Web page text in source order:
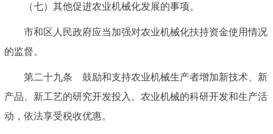
（七）其他促进农业机械化发展的事项。
市和区人民政府应当加强对农业机械化扶持资金使用情况
的监督。
第二十九条 鼓励和支持农业机械生产者增加新技术、新
产品、新工艺的研究开发投入。农业机械的科研开发和生产活
动，依法享受税收优惠。